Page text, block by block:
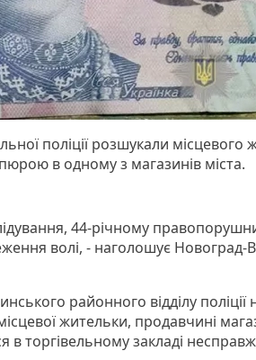
поліції розшукали місцевого
в одному з магазинів міста.
44-річному
волі, - наголошує Новоград-
районного відділу поліції
жительки, продавчині
в торгівельному закладі